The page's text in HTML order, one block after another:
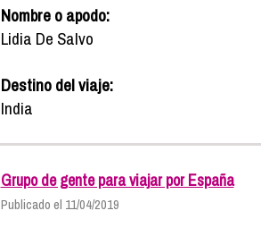
Nombre o apodo:
Lidia De Salvo
Destino del viaje:
India
Grupo de gente para viajar por España
Publicado el 11/04/2019